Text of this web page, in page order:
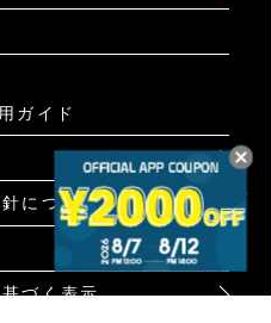
ガイド
について
づく表示